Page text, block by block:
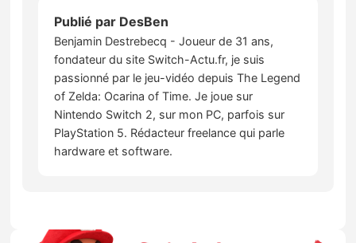
Publié par DesBen
Benjamin Destrebecq - Joueur de 31 ans,
fondateur du site Switch-Actu.fr, je suis
passionné par le jeu-vidéo depuis The Legend
of Zelda: Ocarina of Time. Je joue sur
Nintendo Switch 2, sur mon PC, parfois sur
PlayStation 5. Rédacteur freelance qui parle
hardware et software.